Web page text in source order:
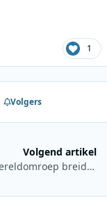
1
Volgers
Volgend artikel
Japanse wereldomroep breidt uit door onrust Iran